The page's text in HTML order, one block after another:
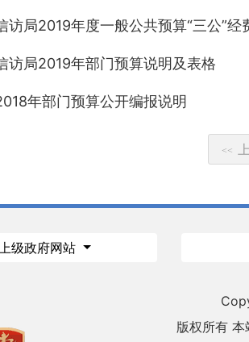
访局2019年度一般公共预算“三公”经
访局2019年部门预算说明及表格
年部门预算公开编报说明
<<
级政府网站
版权所有